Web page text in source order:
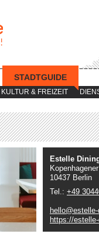
KULTUR & FREIZEIT
STADTGUIDE
Estelle
10437 Berlin
Tel.: +49
https://